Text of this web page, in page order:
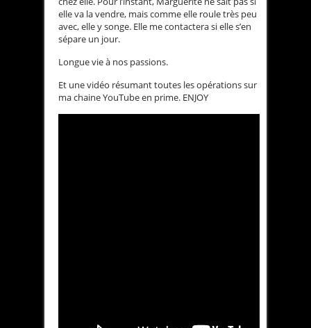
elle va la vendre, mais comme elle roule très peu
avec, elle y songe. Elle me contactera si elle s’en
sépare un jour.
Longue vie à nos passions.
Et une vidéo résumant toutes les opérations sur
ma chaine YouTube en prime. ENJOY